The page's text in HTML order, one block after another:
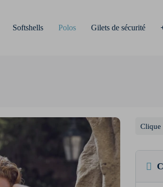
Softshells Polos Gilets de sécurité
Clique